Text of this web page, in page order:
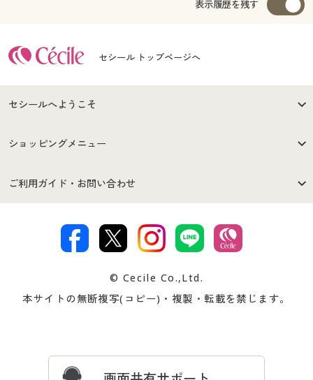
表示履歴を残す
セシール トップページへ
セシールへようこそ
はじめての方へ
セシールご利用規約
著作権・商標について 会社案内
ショッピングメニュー
商品カテゴリ
プレゼント＆キャンペーン サイトマップ
ご利用ガイド・お問い合わせ
交換・返品は お支払は
ついて
忘れの場合
© Cecile Co.,Ltd.
本サイトの無断複写(コピー)・複製・転載を禁じます。